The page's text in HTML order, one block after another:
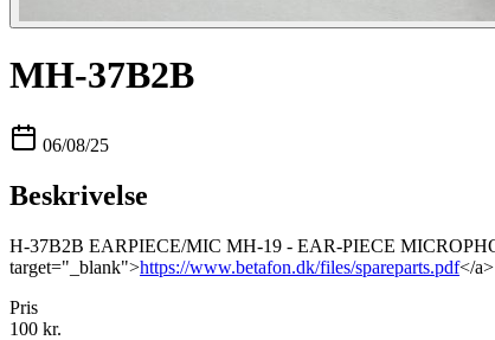
MH-37B2B
06/08/25
Beskrivelse
H-37B2B EARPIECE/MIC MH-19 - EAR-PIECE
target="_blank">https://www.betafon.dk/files/spareparts.pdf</a>
Pris
100 kr.